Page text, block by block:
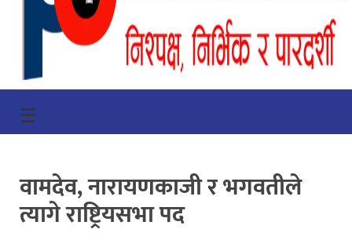
गृहपृष्ठ
भिडियो
प्रमुख
खबर
समाचार
☰
वामदेव, नारायणकाजी र भगवतीले
त्यागे राष्ट्रियसभा पद